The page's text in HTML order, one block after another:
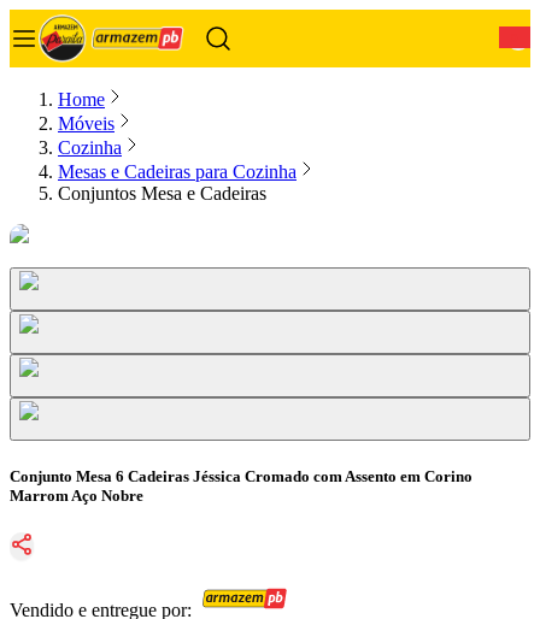
Home
Móveis
Cozinha
Mesas e Cadeiras para Cozinha
Conjuntos Mesa e Cadeiras
Conjunto Mesa 6 Cadeiras Jéssica Cromado com Assento em Corino
Marrom Aço Nobre
Vendido e entregue por: